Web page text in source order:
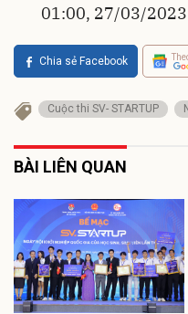
01:00, 27/03/2023
Chia sẻ Facebook
Cuộc thi SV- STARTUP
BÀI LIÊN QUAN